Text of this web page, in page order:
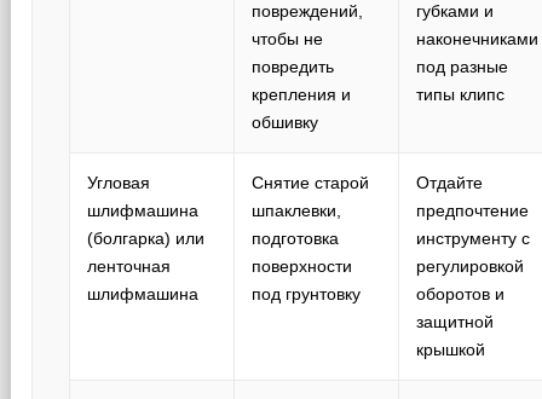
повреждений,
чтобы не
повредить
крепления и
обшивку
губками и
наконечниками
под разные
типы клипс
Угловая
шлифмашина
(болгарка) или
ленточная
шлифмашина
Снятие старой
шпаклевки,
подготовка
поверхности
под грунтовку
Отдайте
предпочтение
инструменту с
регулировкой
оборотов и
защитной
крышкой